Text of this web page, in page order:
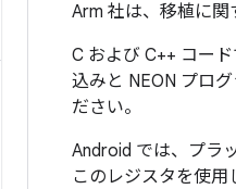
Arm 社は、移植に関
C および C++ コード
込みと NEON プロ
ださい。
Android では、プラ
このレジスタを使